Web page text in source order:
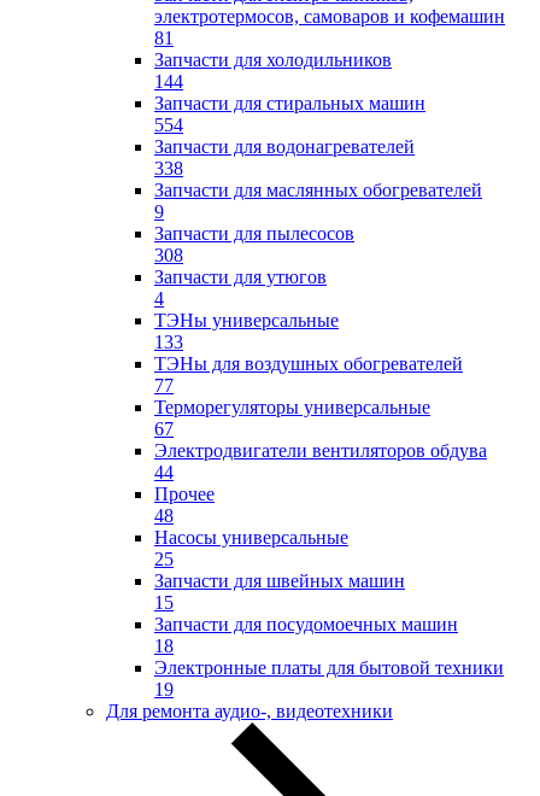
электротермосов, самоваров и кофемашин
81
Запчасти для холодильников
144
Запчасти для стиральных машин
554
Запчасти для водонагревателей
338
Запчасти для маслянных обогревателей
9
Запчасти для пылесосов
308
Запчасти для утюгов
4
ТЭНы универсальные
133
ТЭНы для воздушных обогревателей
77
Терморегуляторы универсальные
67
Электродвигатели вентиляторов обдува
44
Прочее
48
Насосы универсальные
25
Запчасти для швейных машин
15
Запчасти для посудомоечных машин
18
Электронные платы для бытовой техники
19
Для ремонта аудио-, видеотехники